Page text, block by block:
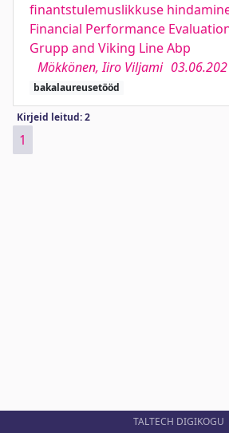
finantstulemuslikkuse
Financial Performance
Grupp and Viking Line Abp
Mökkönen, Iiro Viljami
bakalaureusetööd
Kirjeid leitud: 2
1
TALTECH DIGIKOGU